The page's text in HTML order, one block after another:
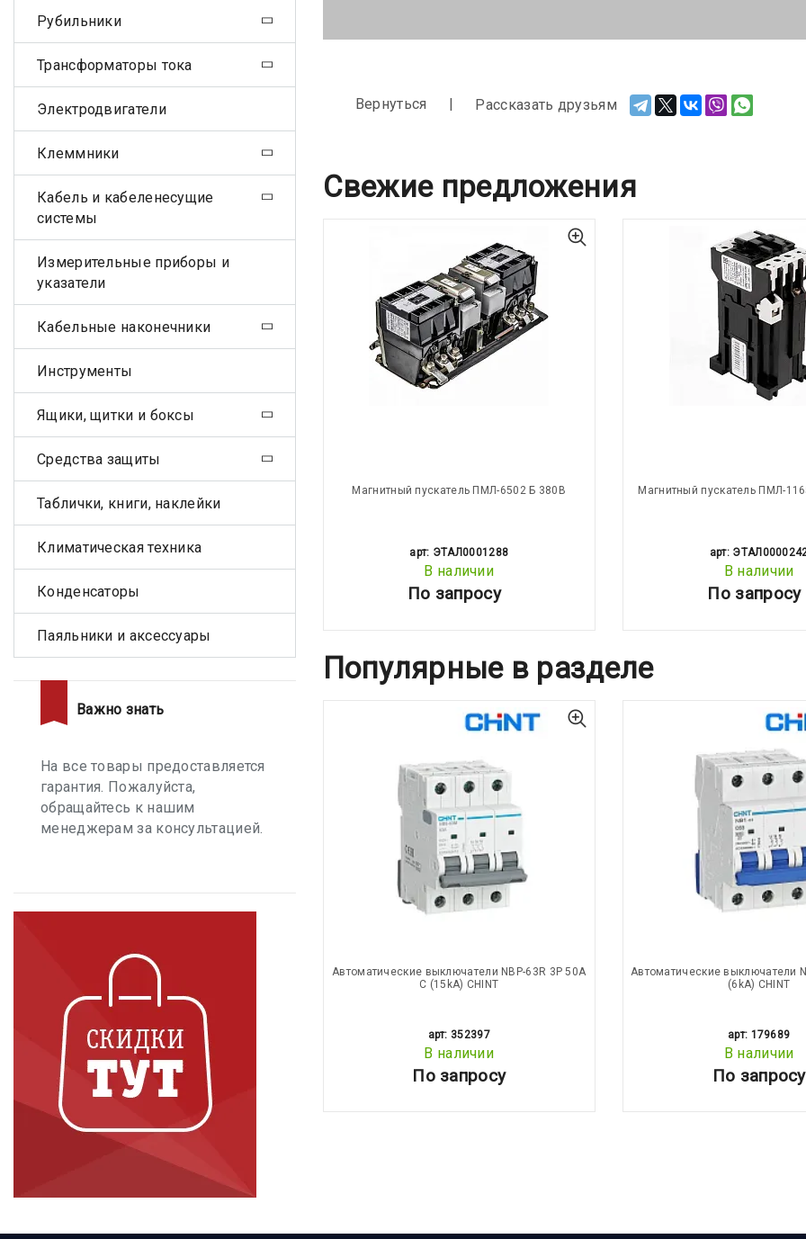
Вернуться Рассказать друзьям
Свежие предложения
Магнитный пускатель ПМЛ-6502 Б 380В
арт: ЭТАЛ0001288
В наличии
По запросу
Магнитный пускатель ПМЛ-
арт:
В наличии
По запросу
Популярные в разделе
Автоматические выключатели NBP-63R 3P 50A
С (15kA) CHINT
арт: 352397
В наличии
По запросу
Автоматические выключатели
(6kA) CHINT
арт: 179689
В наличии
По запросу
Рубильники
Трансформаторы тока
Электродвигатели
Клеммники
Кабель и кабеленесущие
системы
Измерительные приборы и
указатели
Кабельные наконечники
Инструменты
Ящики, щитки и боксы
Средства защиты
Таблички, книги, наклейки
Климатическая техника
Конденсаторы
Паяльники и аксессуары
Важно знать
На все товары предоставляется
гарантия. Пожалуйста,
обращайтесь к нашим
менеджерам за консультацией.